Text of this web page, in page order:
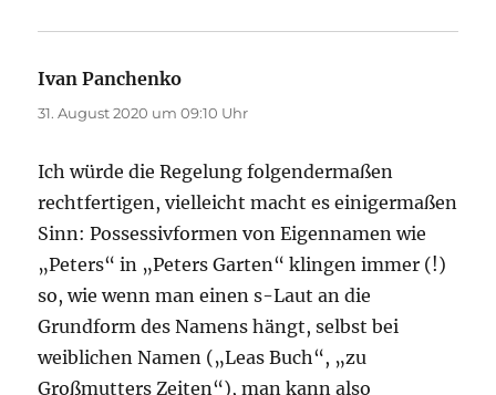
Ivan Panchenko
31. August 2020 um 09:10 Uhr
Ich würde die Regelung folgendermaßen
rechtfertigen, vielleicht macht es einigermaßen
Sinn: Possessivformen von Eigennamen wie
„Peters“ in „Peters Garten“ klingen immer (!)
so, wie wenn man einen s-Laut an die
Grundform des Namens hängt, selbst bei
weiblichen Namen („Leas Buch“, „zu
Großmutters Zeiten“), man kann also